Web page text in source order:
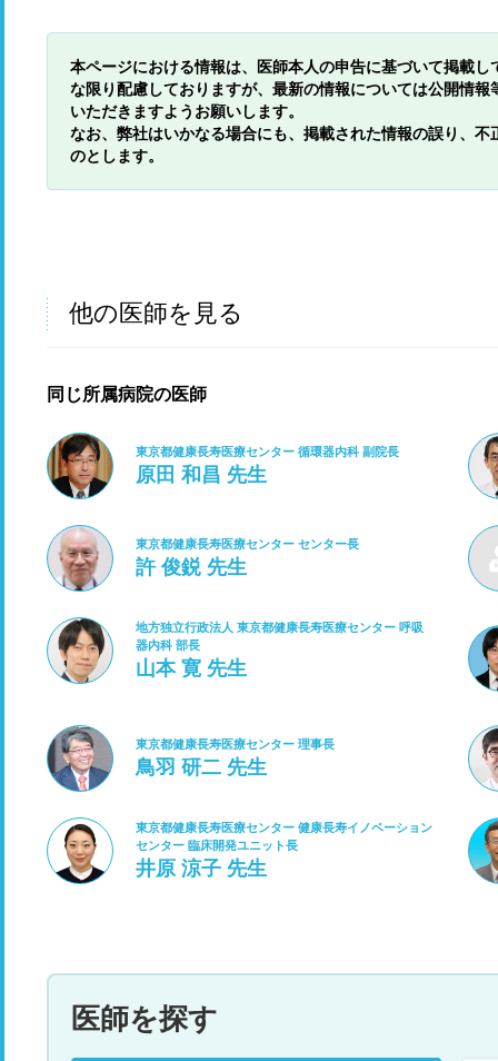
本ページにおける情報は、医師本人の申告に基づいて掲載
な限り配慮しておりますが、最新の情報については公開情
いただきますようお願いします。
なお、弊社はいかなる場合にも、掲載された情報の誤り、
のとします。
他の医師を見る
同じ所属病院の医師
東京都健康長寿医療センター 循環器内科 副院長
原田 和昌 先生
東京都健康長寿医療センター センター長
許 俊鋭 先生
地方独立行政法人 東京都健康長寿医療センター 呼吸
器内科 部長
山本 寛 先生
東京都健康長寿医療センター 理事長
鳥羽 研二 先生
東京都健康長寿医療センター 健康長寿イノベーション
センター 臨床開発ユニット長
井原 涼子 先生
医師を探す